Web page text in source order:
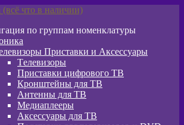
по группам номенклатуры
Приставки и Аксессуары
Tелевизоры
Приставки цифрового ТВ
Кронштейны для ТВ
Антенны для ТВ
Медиаплееры
Аксессуары для ТВ